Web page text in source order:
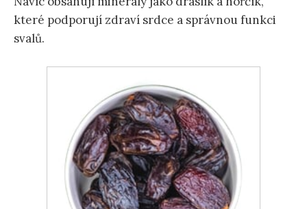
které podporují zdraví srdce a správnou funkci
svalů.